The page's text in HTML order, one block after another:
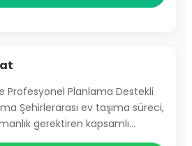
Profesyonel Planlama Destekli
Şehirlerarası ev taşıma süreci,
gerektiren kapsamlı…